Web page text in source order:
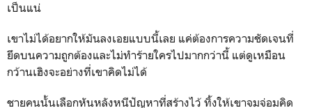
เป็นแน่
เขาไม่ได้อยากให้มันลงเอยแบบนี้เลย แค่ต้องการความชัดเจนที่
ยึดบนความถูกต้องและไม่ทำร้ายใครไปมากกว่านี้ แต่ดูเหมือน
กว้านเฮิงจะอย่างที่เขาคิดไม่ได้
ชายคนนั้นเลือกหันหลังหนีปัญหาที่สร้างไว้ ทิ้งให้เขาจมจ่อมคิด